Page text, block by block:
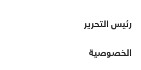
رئيس التحرير
الخصوصية